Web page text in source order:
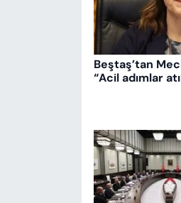
Beştaş’tan
“Acil adımlar